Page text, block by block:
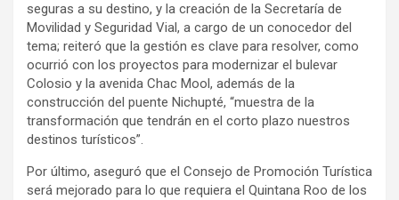
seguras a su destino, y la creación de la Secretaría de
Movilidad y Seguridad Vial, a cargo de un conocedor del
tema; reiteró que la gestión es clave para resolver, como
ocurrió con los proyectos para modernizar el bulevar
Colosio y la avenida Chac Mool, además de la
construcción del puente Nichupté, “muestra de la
transformación que tendrán en el corto plazo nuestros
destinos turísticos”.
Por último, aseguró que el Consejo de Promoción Turística
será mejorado para lo que requiera el Quintana Roo de los